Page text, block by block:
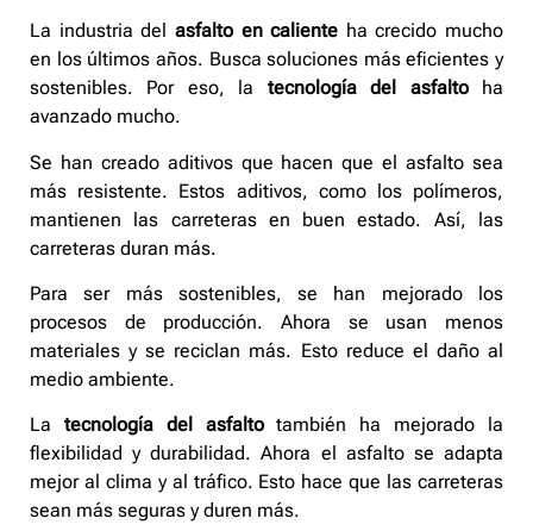
La industria del asfalto en caliente ha crecido mucho
en los últimos años. Busca soluciones más eficientes y
sostenibles. Por eso, la tecnología del asfaltoha
avanzado mucho.
Se han creado aditivos que hacen que el asfalto sea
más resistente. Estos aditivos, como los polímeros,
mantienen las carreteras en buen estado. Así, las
carreteras duran más.
Para ser más sostenibles, se han mejorado los
procesos de producción. Ahora se usan menos
materiales y se reciclan más. Esto reduce el daño al
medio ambiente.
La tecnología del asfaltotambién ha mejorado la
flexibilidad y durabilidad. Ahora el asfalto se adapta
mejor al clima y al tráfico. Esto hace que las carreteras
sean más seguras y duren más.